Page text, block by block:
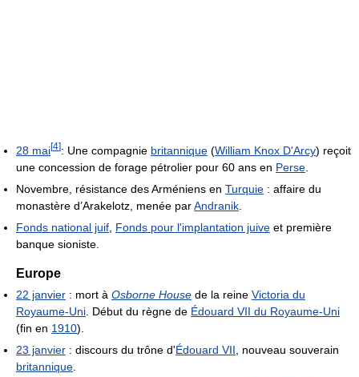
28 mai[4]: Une compagnie britannique (William Knox D'Arcy) reçoit
une concession de forage pétrolier pour 60 ans en Perse
Novembre, résistance des Arméniens en Turquie : affaire du
monastère d’Arakelotz, menée parAndranik
Fonds national juif Fonds pour l'implantation juive et première
banque sioniste.
Europe
22 janvier : mort à Osborne House de la reine Victoria du
Royaume-Uni . Début du règne de Édouard VII du Royaume-Uni
(fin en 1910).
23 janvier : discours du trône d'Édouard VII , nouveau souverain
britannique